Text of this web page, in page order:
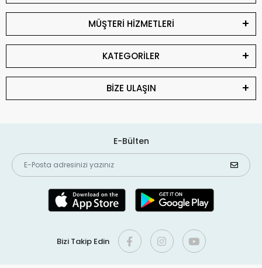
MÜŞTERİ HİZMETLERİ
KATEGORİLER
BİZE ULAŞIN
E-Bülten
Bizi Takip Edin